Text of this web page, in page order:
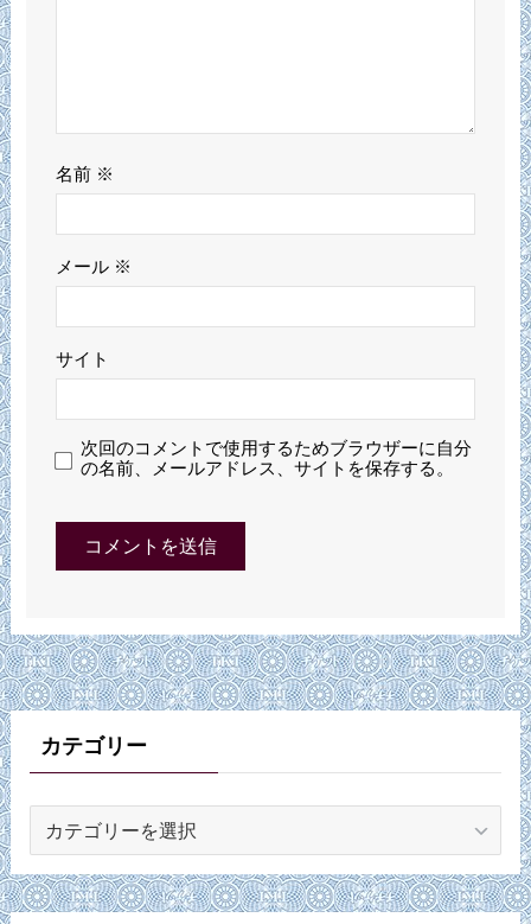
名前 ※
メール ※
サイト
次回のコメントで使用するためブラウザーに自分
の名前、メールアドレス、サイトを保存する。
カテゴリー
ゴ
リ